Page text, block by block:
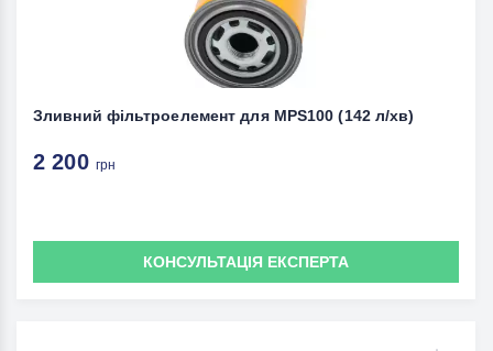
Зливний фільтроелемент для MPS100 (142 л/хв)
2 200 грн
КОНСУЛЬТАЦІЯ ЕКСПЕРТА